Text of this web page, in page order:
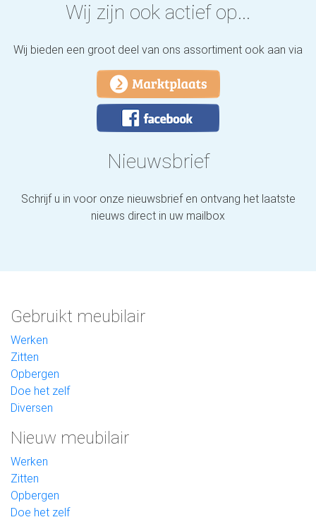
Wij zijn ook actief op...
Wij bieden een groot deel van ons assortiment ook aan via
Nieuwsbrief
Schrijf u in voor onze nieuwsbrief en ontvang het laatste
nieuws direct in uw mailbox
Gebruikt meubilair
Werken
Zitten
Opbergen
Doe het zelf
Diversen
Nieuw meubilair
Werken
Zitten
Opbergen
Doe het zelf